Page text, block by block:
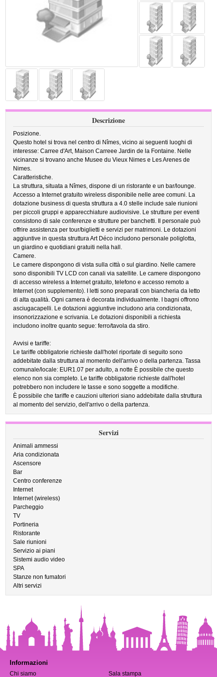
Descrizione
Posizione.
Questo hotel si trova nel centro di Nîmes, vicino ai seguenti luoghi di
interesse: Carree d'Art, Maison Carreee Jardin de la Fontaine. Nelle
vicinanze si trovano anche Musee du Vieux Nimes e Les Arenes de
Nimes.
Caratteristiche.
La struttura, situata a Nîmes, dispone di un ristorante e un bar/lounge.
Accesso a Internet gratuito wireless disponibile nelle aree comuni. La
dotazione business di questa struttura a 4.0 stelle include sale riunioni
per piccoli gruppi e apparecchiature audiovisive. Le strutture per eventi
consistono di sale conferenze e strutture per banchetti. Il personale può
offrire assistenza per tour/biglietti e servizi per matrimoni. Le dotazioni
aggiuntive in questa struttura Art Déco includono personale poliglotta,
un giardino e quotidiani gratuiti nella hall.
Camere.
Le camere dispongono di vista sulla città o sul giardino. Nelle camere
sono disponibili TV LCD con canali via satellite. Le camere dispongono
di accesso wireless a Internet gratuito, telefono e accesso remoto a
Internet (con supplemento). I letti sono preparati con biancheria da letto
di alta qualità. Ogni camera è decorata individualmente. I bagni offrono
asciugacapelli. Le dotazioni aggiuntive includono aria condizionata,
insonorizzazione e scrivania. Le dotazioni disponibili a richiesta
includono inoltre quanto segue: ferro/tavola da stiro.
Avvisi e tariffe:
Le tariffe obbligatorie richieste dall'hotel riportate di seguito sono
addebitate dalla struttura al momento dell'arrivo o della partenza. Tassa
comunale/locale: EUR1.07 per adulto, a notte È possibile che questo
elenco non sia completo. Le tariffe obbligatorie richieste dall'hotel
potrebbero non includere le tasse e sono soggette a modifiche.
È possibile che tariffe e cauzioni ulteriori siano addebitate dalla struttura
al momento del servizio, dell'arrivo o della partenza.
Servizi
Animali ammessi
Aria condizionata
Ascensore
Bar
Centro conferenze
Internet
Internet (wireless)
Parcheggio
TV
Portineria
Ristorante
Sale riunioni
Servizio ai piani
Sistemi audio video
SPA
Stanze non fumatori
Altri servizi
Informazioni
Chi siamo Sala stampa